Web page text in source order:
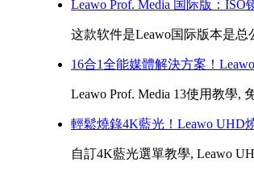
Leawo Prof. Media 国际版：ISO
这款软件是Leawo国际版本是
16合1全能媒體解決方案！
Leawo Prof. Media 13使用教學,
輕鬆燒錄4K藍光！Leawo UHD
自訂4K藍光選單教學, Leawo